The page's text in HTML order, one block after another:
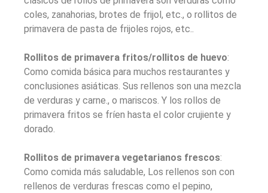
coles, zanahorias, brotes de frijol, etc., o rollitos de
primavera de pasta de frijoles rojos, etc..
Rollitos de primavera fritos/rollitos de huevo:
Como comida básica para muchos restaurantes y
conclusiones asiáticas. Sus rellenos son una mezcla
de verduras y carne., o mariscos. Y los rollos de
primavera fritos se fríen hasta el color crujiente y
dorado.
Rollitos de primavera vegetarianos frescos:
Como comida más saludable, Los rellenos son con
rellenos de verduras frescas como el pepino,